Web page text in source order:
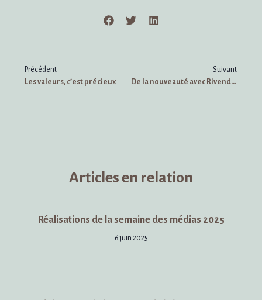
Précédent
Les valeurs, c’est précieux
Suivant
De la nouveauté avec Rivendell
Articles en relation
Réalisations de la semaine des médias 2025
6 juin 2025